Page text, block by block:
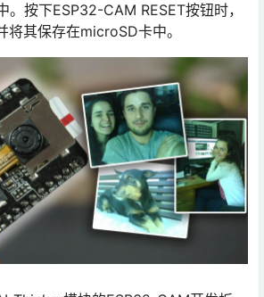
按下ESP32-CAM RESET按钮时，
将其保存在microSD卡中。